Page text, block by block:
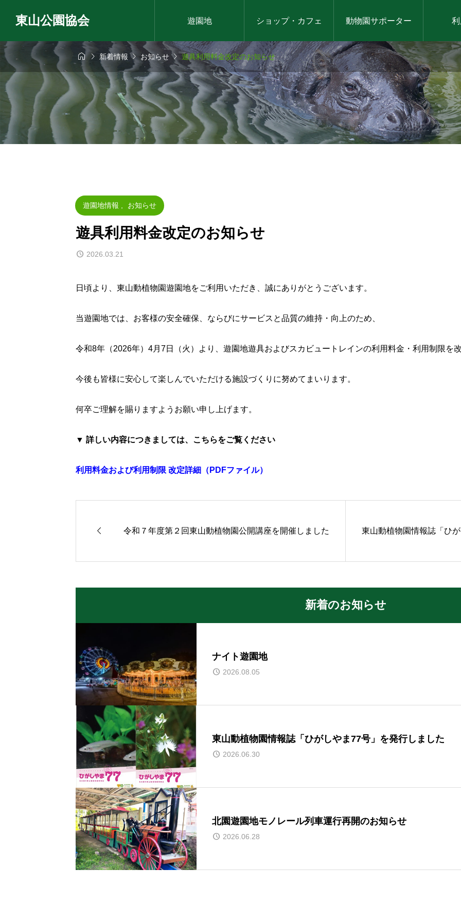
東山公園協会 遊園地 ショップ・カフェ 動物園サポーター
 新着情報 お知らせ 遊具利用料金改定のお知らせ
遊園地情報 お知らせ
遊具利用料金改定のお知らせ
2026.03.21
日頃より、東山動植物園遊園地をご利用いただき、誠にありがとうございます。
当遊園地では、お客様の安全確保、ならびにサービスと品質の維持・向上のため、
令和8年（2026年）4月7日（火）より、遊園地遊具およびスカビュートレインの利用料金・利用制限を
今後も皆様に安心して楽しんでいただける施設づくりに努めてまいります。
何卒ご理解を賜りますようお願い申し上げます。
▼ 詳しい内容につきましては、こちらをご覧ください
利用料金および利用制限 改定詳細（PDFファイル）
 令和７年度第２回東山動植物園公開講座を開催しました 東山動植物園情報誌「ひ
新着のお知らせ
ナイト遊園地
2026.08.05
東山動植物園情報誌「ひがしやま77号」を発行しました
2026.06.30
北園遊園地モノレール列車運行再開のお知らせ
2026.06.28